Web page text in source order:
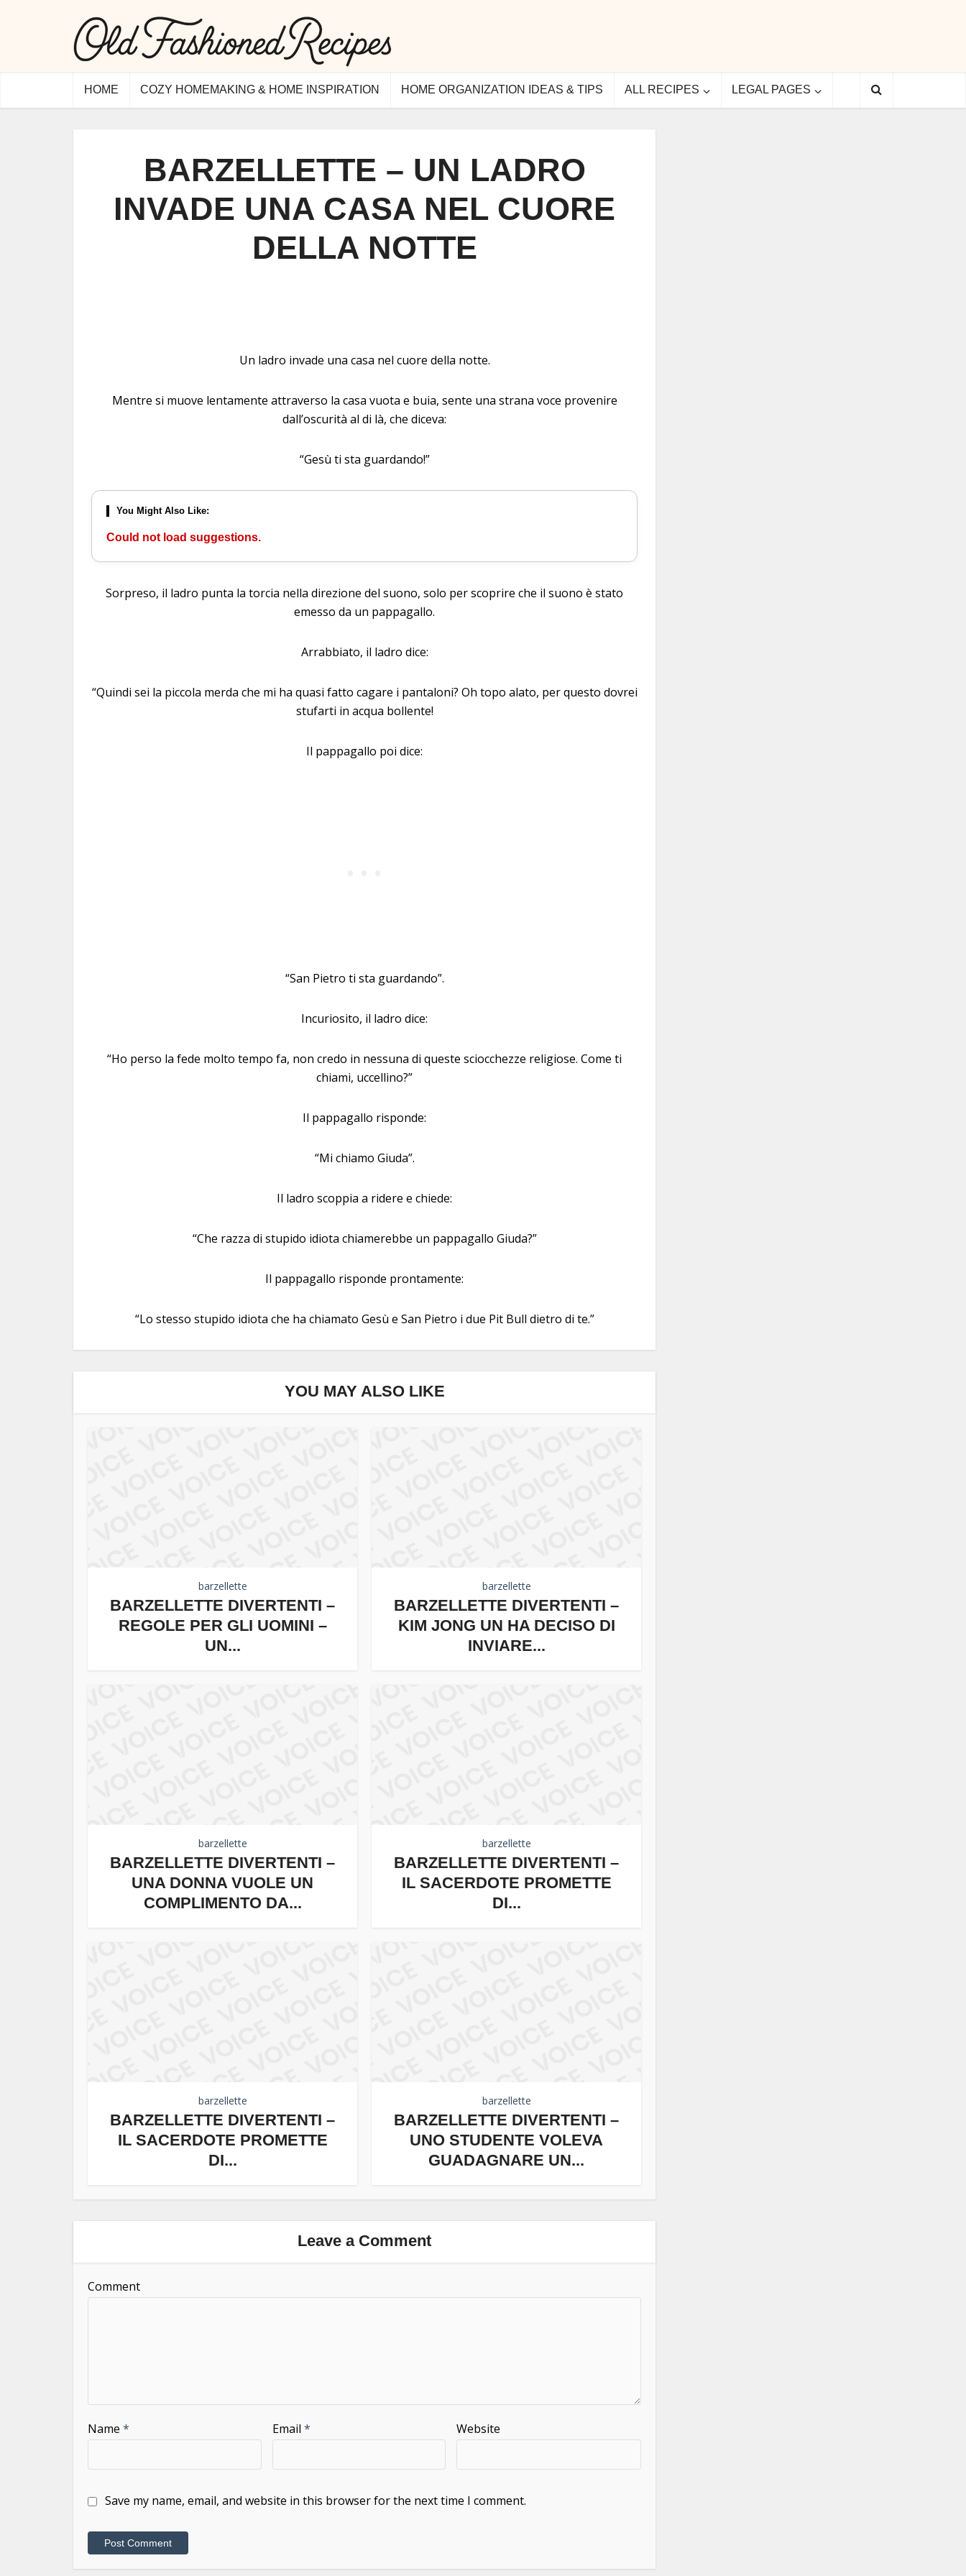
HOME COZY HOMEMAKING & HOME INSPIRATION HOME ORGANIZATION IDEAS & TIPS ALL RECIPES LEGAL PAGES
BARZELLETTE – UN LADRO
INVADE UNA CASA NEL CUORE
DELLA NOTTE
Un ladro invade una casa nel cuore della notte.
Mentre si muove lentamente attraverso la casa vuota e buia, sente una strana voce provenire
dall’oscurità al di là, che diceva:
“Gesù ti sta guardando!”
You Might Also Like:
Could not load suggestions.
Sorpreso, il ladro punta la torcia nella direzione del suono, solo per scoprire che il suono è stato
emesso da un pappagallo.
Arrabbiato, il ladro dice:
“Quindi sei la piccola merda che mi ha quasi fatto cagare i pantaloni? Oh topo alato, per questo dovrei
stufarti in acqua bollente!
Il pappagallo poi dice:
“San Pietro ti sta guardando”.
Incuriosito, il ladro dice:
“Ho perso la fede molto tempo fa, non credo in nessuna di queste sciocchezze religiose. Come ti
chiami, uccellino?”
Il pappagallo risponde:
“Mi chiamo Giuda”.
Il ladro scoppia a ridere e chiede:
“Che razza di stupido idiota chiamerebbe un pappagallo Giuda?”
Il pappagallo risponde prontamente:
“Lo stesso stupido idiota che ha chiamato Gesù e San Pietro i due Pit Bull dietro di te.”
YOU MAY ALSO LIKE
barzellette
BARZELLETTE DIVERTENTI –
REGOLE PER GLI UOMINI –
UN...
barzellette
BARZELLETTE DIVERTENTI –
KIM JONG UN HA DECISO DI
INVIARE...
barzellette
BARZELLETTE DIVERTENTI –
UNA DONNA VUOLE UN
COMPLIMENTO DA...
barzellette
BARZELLETTE DIVERTENTI –
IL SACERDOTE PROMETTE
DI...
barzellette
BARZELLETTE DIVERTENTI –
IL SACERDOTE PROMETTE
DI...
barzellette
BARZELLETTE DIVERTENTI –
UNO STUDENTE VOLEVA
GUADAGNARE UN...
Leave a Comment
Comment
Name * Email * Website
Save my name, email, and website in this browser for the next time I comment.